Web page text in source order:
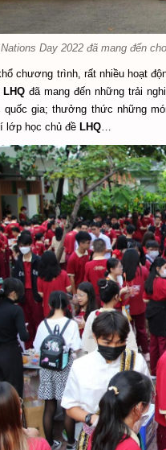
Day 2022 đã mang đến
chương trình, rất nhiều hoạt
LHQ đã mang đến những trải
quốc gia; thưởng thức những
lớp học chủ đề LHQ…